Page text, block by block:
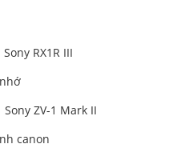
Sony RX1R III
Sony ZV-1 Mark II
canon